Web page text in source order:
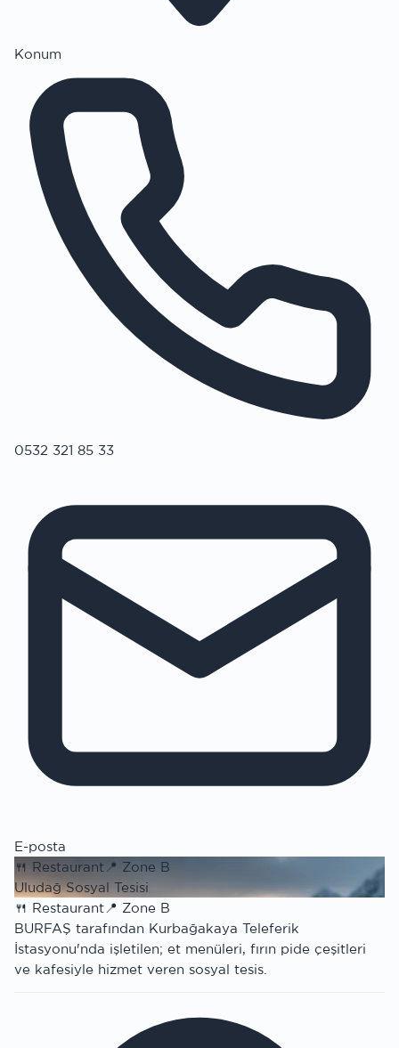
Konum
0532 321 85 33
E-posta
🍴 Restaurant 📍 Zone B
Uludağ Sosyal Tesisi
🍴 Restaurant📍 Zone B
BURFAŞ tarafından Kurbağakaya Teleferik
İstasyonu'nda işletilen; et menüleri, fırın pide çeşitleri
ve kafesiyle hizmet veren sosyal tesis.